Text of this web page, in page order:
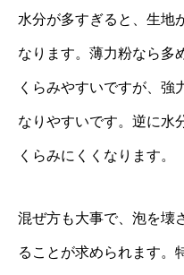
水分が多すぎると、生地
なります。薄力粉なら多
くらみやすいですが、強
なりやすいです。逆に水
くらみにくくなります。
混ぜ方も大事で、泡を壊
ることが求められます。